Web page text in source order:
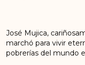
José Mujica,
marchó para vivir
pobrerías del mundo